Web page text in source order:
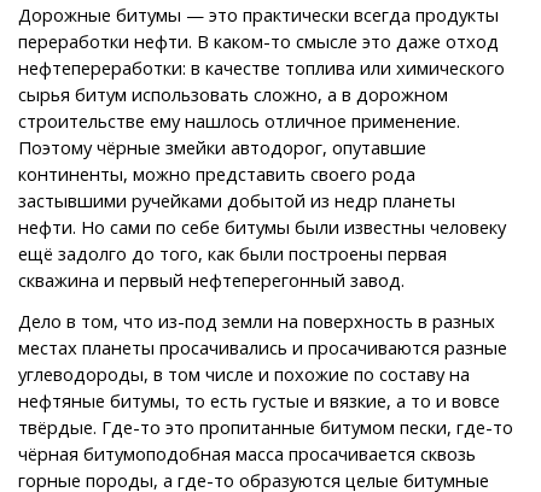
Дорожные битумы — это практически всегда продукты
переработки нефти. В каком-то смысле это даже отход
нефтепереработки: в качестве топлива или химического
сырья битум использовать сложно, а в дорожном
строительстве ему нашлось отличное применение.
Поэтому чёрные змейки автодорог, опутавшие
континенты, можно представить своего рода
застывшими ручейками добытой из недр планеты
нефти. Но сами по себе битумы были известны человеку
ещё задолго до того, как были построены первая
скважина и первый нефтеперегонный завод.
Дело в том, что из-под земли на поверхность в разных
местах планеты просачивались и просачиваются разные
углеводороды, в том числе и похожие по составу на
нефтяные битумы, то есть густые и вязкие, а то и вовсе
твёрдые. Где-то это пропитанные битумом пески, где-то
чёрная битумоподобная масса просачивается сквозь
горные породы, а где-то образуются целые битумные